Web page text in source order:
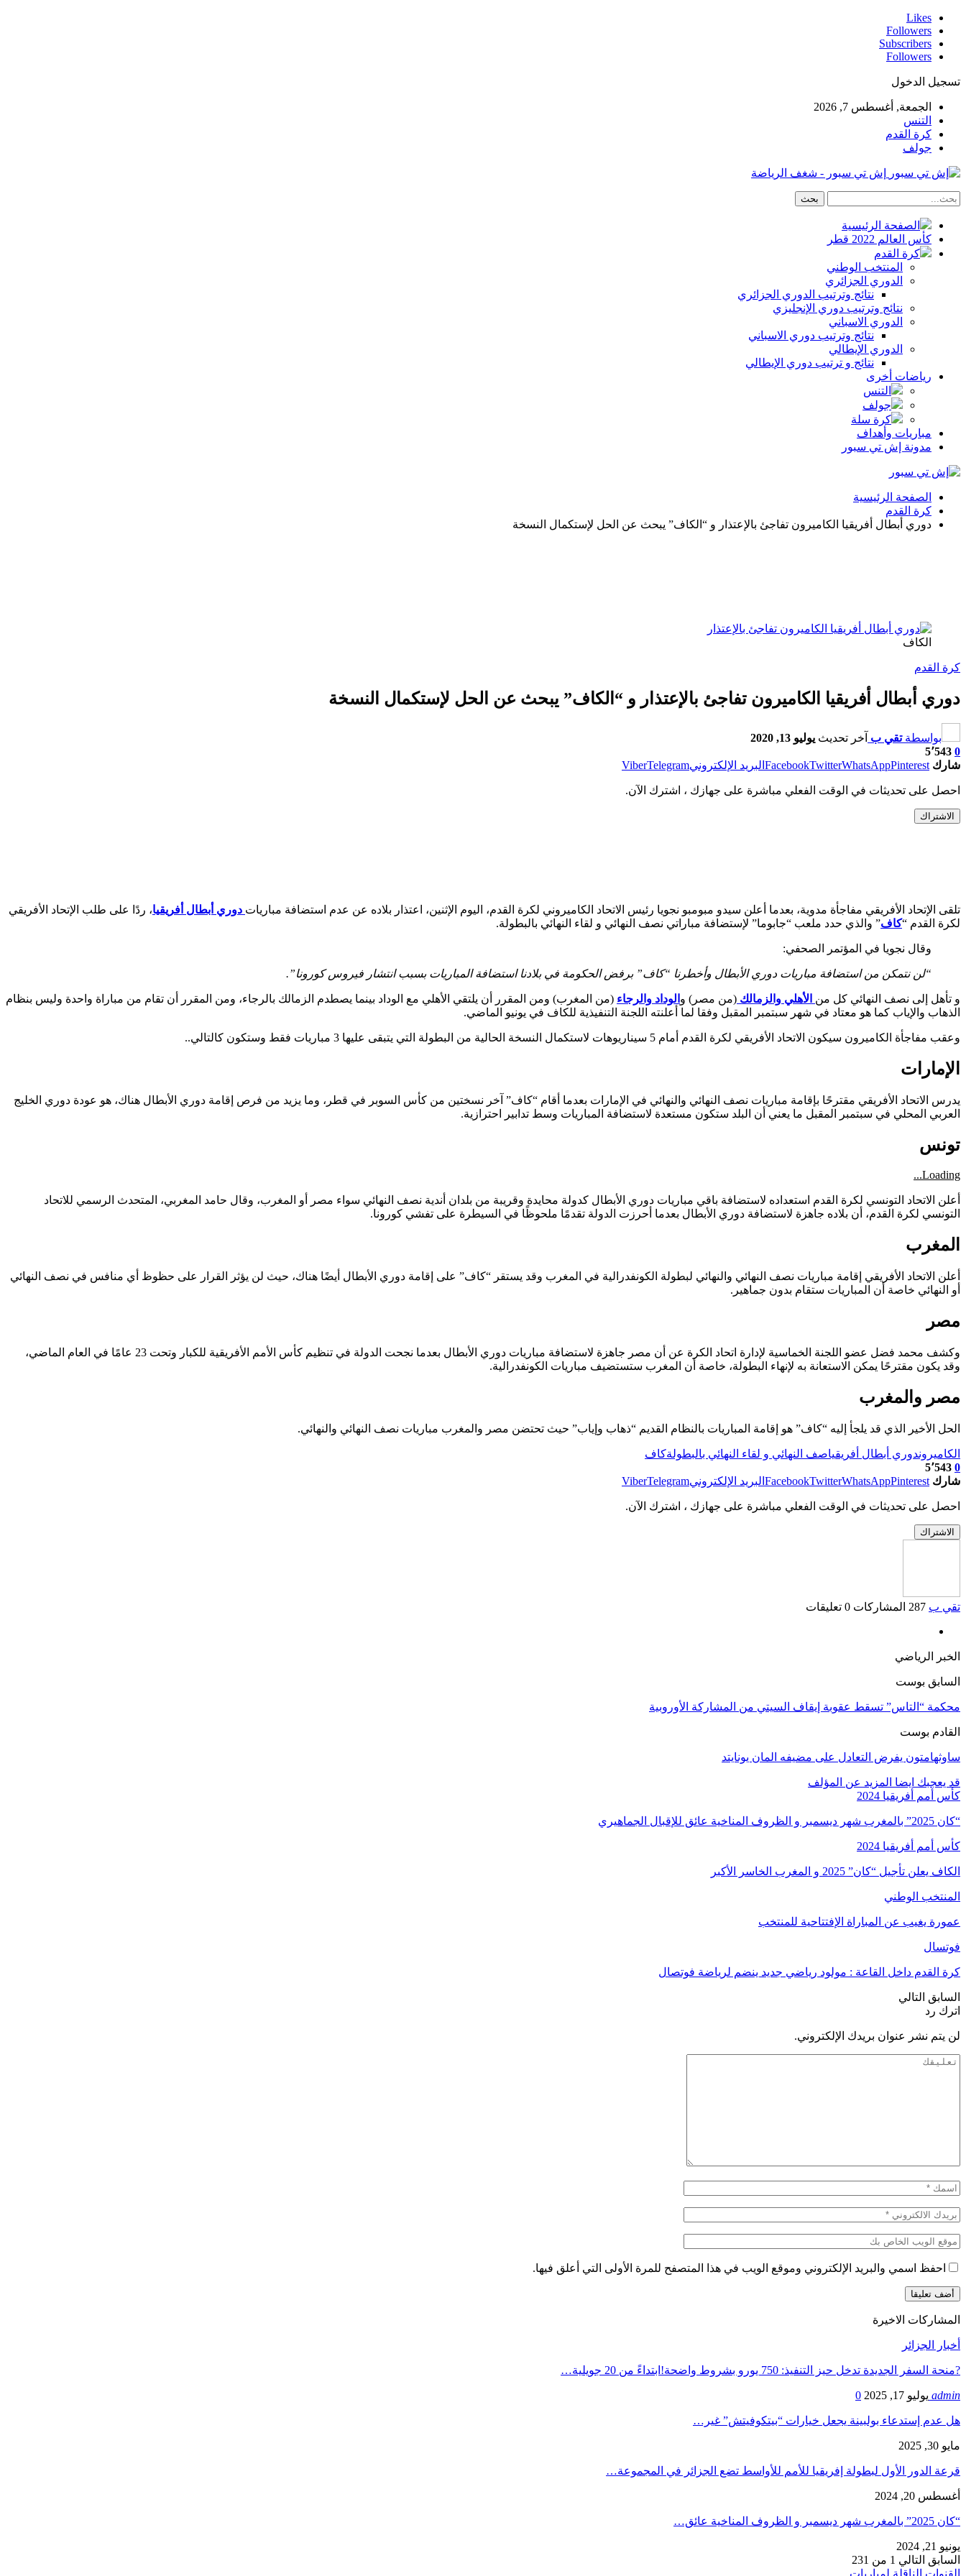
Likes
Followers
Subscribers
Followers
تسجيل الدخول
الجمعة, أغسطس 7, 2026
التنس
كرة القدم
جولف
إش تي سبور - شغف الرياضة
الصفحة الرئيسية
كأس العالم 2022 قطر
كرة القدم
المنتخب الوطني
الدوري الجزائري
نتائج وترتيب الدوري الجزائري
نتائج وترتيب دوري الإنجليزي
الدوري الاسباني
نتائج وترتيب دوري الاسباني
الدوري الإيطالي
نتائج و ترتيب دوري الإيطالي
رياضات أخرى
التنس
جولف
كرة سلة
مباريات وأهداف
مدونة إش تي سبور
الصفحة الرئيسية
كرة القدم
دوري أبطال أفريقيا الكاميرون تفاجئ بالإعتذار و “الكاف” يبحث عن الحل لإستكمال النسخة
الكاف
كرة القدم
دوري أبطال أفريقيا الكاميرون تفاجئ بالإعتذار و “الكاف” يبحث عن الحل لإستكمال النسخة
بواسطةتقي ب آخر تحديث يوليو 13, 2020
0 5٬543
شارك
FacebookTwitterWhatsAppPinterest البريد الإلكتروني ViberTelegram
احصل على تحديثات في الوقت الفعلي مباشرة على جهازك ، اشترك الآن.
الاشتراك
تلقى الإتحاد الأفريقي مفاجأة مدوية، بعدما أعلن سيدو مبومبو نجويا رئيس الاتحاد الكاميروني لكرة القدم، اليوم الإثنين، اعتذار بلاده عن عدم استضافة مباريات دوري أبطال أفريقيا، ردًا على طلب الإتحاد الأفريقي
لكرة القدم “كاف” والذي حدد ملعب “جابوما” لإستضافة مباراتي نصف النهائي و لقاء النهائي بالبطولة.
وقال نجويا في المؤتمر الصحفي:
“لن نتمكن من استضافة مباريات دوري الأبطال وأخطرنا “كاف” برفض الحكومة في بلادنا استضافة المباريات بسبب انتشار فيروس كورونا”.
و تأهل إلى نصف النهائي كل من الأهلي والزمالك (من مصر) و الوداد والرجاء (من المغرب) ومن المقرر أن يلتقي الأهلي مع الوداد بينما يصطدم الزمالك بالرجاء، ومن المقرر أن تقام من مباراة واحدة وليس بنظام
الذهاب والإياب كما هو معتاد في شهر سبتمبر المقبل وفقا لما أعلنته اللجنة التنفيذية للكاف في يونيو الماضي.
وعقب مفاجأة الكاميرون سيكون الاتحاد الأفريقي لكرة القدم أمام 5 سيناريوهات لاستكمال النسخة الحالية من البطولة التي يتبقى عليها 3 مباريات فقط وستكون كالتالي..
الإمارات
يدرس الاتحاد الأفريقي مقترحًا بإقامة مباريات نصف النهائي والنهائي في الإمارات بعدما أقام “كاف” آخر نسختين من كأس السوبر في قطر، وما يزيد من فرص إقامة دوري الأبطال هناك، هو عودة دوري الخليج
العربي المحلي في سبتمبر المقبل ما يعني أن البلد ستكون مستعدة لاستضافة المباريات وسط تدابير احترازية.
تونس
Loading...
أعلن الاتحاد التونسي لكرة القدم استعداده لاستضافة باقي مباريات دوري الأبطال كدولة محايدة وقريبة من بلدان أندية نصف النهائي سواء مصر أو المغرب، وقال حامد المغربي، المتحدث الرسمي للاتحاد
التونسي لكرة القدم، أن بلاده جاهزة لاستضافة دوري الأبطال بعدما أحرزت الدولة تقدمًا ملحوظًا في السيطرة على تفشي كورونا.
المغرب
أعلن الاتحاد الأفريقي إقامة مباريات نصف النهائي والنهائي لبطولة الكونفدرالية في المغرب وقد يستقر “كاف” على إقامة دوري الأبطال أيضًا هناك، حيث لن يؤثر القرار على حظوظ أي منافس في نصف النهائي
أو النهائي خاصة أن المباريات ستقام بدون جماهير.
مصر
وكشف محمد فضل عضو اللجنة الخماسية لإدارة اتحاد الكرة عن أن مصر جاهزة لاستضافة مباريات دوري الأبطال بعدما نجحت الدولة في تنظيم كأس الأمم الأفريقية للكبار وتحت 23 عامًا في العام الماضي،
وقد يكون مقترحًا يمكن الاستعانة به لإنهاء البطولة، خاصة أن المغرب ستستضيف مباريات الكونفدرالية.
مصر والمغرب
الحل الأخير الذي قد يلجأ إليه “كاف” هو إقامة المباريات بالنظام القديم “ذهاب وإياب” حيث تحتضن مصر والمغرب مباريات نصف النهائي والنهائي.
الكاميروندوري أبطال أفريقياصف النهائي و لقاء النهائي بالبطولةكاف
0 5٬543
شارك
FacebookTwitterWhatsAppPinterest البريد الإلكتروني ViberTelegram
احصل على تحديثات في الوقت الفعلي مباشرة على جهازك ، اشترك الآن.
الاشتراك
تقي ب 287 المشاركات 0 تعليقات
الخبر الرياضي
السابق بوست
محكمة “التاس” تسقط عقوبة إيقاف السيتي من المشاركة الأوروبية
القادم بوست
ساوثهامتون يفرض التعادل على مضيفه المان يونايتد
قد يعجبك ايضا المزيد عن المؤلف
كأس أمم أفريقيا 2024
“كان 2025” بالمغرب شهر ديسمبر و الظروف المناخية عائق للإقبال الجماهيري
كأس أمم أفريقيا 2024
الكاف يعلن تأجيل “كان” 2025 و المغرب الخاسر الأكبر
المنتخب الوطني
عمورة يغيب عن المباراة الإفتتاحية للمنتخب
فوتسال
كرة القدم داخل القاعة : مولود رياضي جديد ينضم لرياضة فوتصال
السابق التالي
اترك رد
لن يتم نشر عنوان بريدك الإلكتروني.
احفظ اسمي والبريد الإلكتروني وموقع الويب في هذا المتصفح للمرة الأولى التي أعلق فيها.
المشاركات الاخيرة
أخبار الجزائر
?منحة السفر الجديدة تدخل حيز التنفيذ: 750 يورو بشروط واضحة!ابتداءً من 20 جويلية…
admin يوليو 17, 2025 0
هل عدم إستدعاء بولبينة يجعل خيارات “بيتكوفيتش” غير…
مايو 30, 2025
قرعة الدور الأول لبطولة إفريقيا للأمم للأواسط تضع الجزائر في المجموعة…
أغسطس 20, 2024
“كان 2025” بالمغرب شهر ديسمبر و الظروف المناخية عائق…
يونيو 21, 2024
السابق التالي 1 من 231
القنوات الناقلة لمباريات